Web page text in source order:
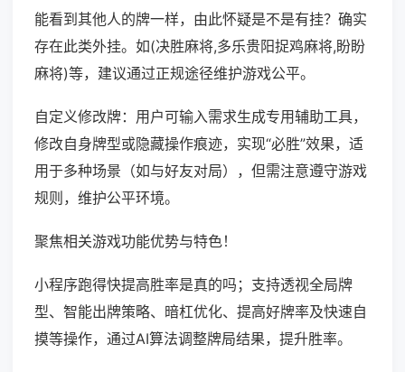
能看到其他人的牌一样，由此怀疑是不是有挂？确实
存在此类外挂。如(决胜麻将,多乐贵阳捉鸡麻将,盼盼
麻将)等，建议通过正规途径维护游戏公平。
自定义修改牌：用户可输入需求生成专用辅助工具，
修改自身牌型或隐藏操作痕迹，实现“必胜”效果，适
用于多种场景（如与好友对局），但需注意遵守游戏
规则，维护公平环境。
聚焦相关游戏功能优势与特色！
小程序跑得快提高胜率是真的吗；支持透视全局牌
型、智能出牌策略、暗杠优化、提高好牌率及快速自
摸等操作，通过AI算法调整牌局结果，提升胜率。